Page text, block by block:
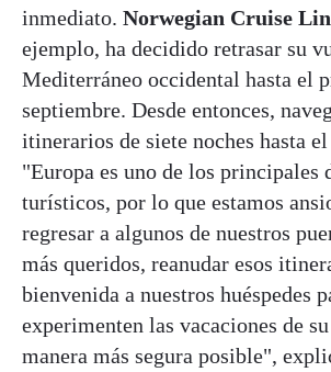
inmediato. Norwegian Cruise
ejemplo, ha decidido retrasar su
Mediterráneo occidental hasta el
septiembre. Desde entonces,
itinerarios de siete noches hasta
"Europa es uno de los principales
turísticos, por lo que estamos
regresar a algunos de nuestros
más queridos, reanudar esos
bienvenida a nuestros huéspedes
experimenten las vacaciones de
manera más segura posible",